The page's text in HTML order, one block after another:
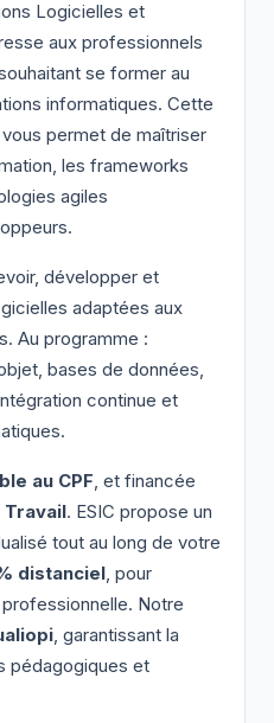
Logicielles et
aux professionnels
se former au
informatiques. Cette
permet de maîtriser
les frameworks
agiles
développer et
adaptées aux
Au programme :
bases de données,
continue et
au CPF, et financée
Travail. ESIC propose un
tout au long de votre
distanciel, pour
Notre
, garantissant la
pédagogiques et